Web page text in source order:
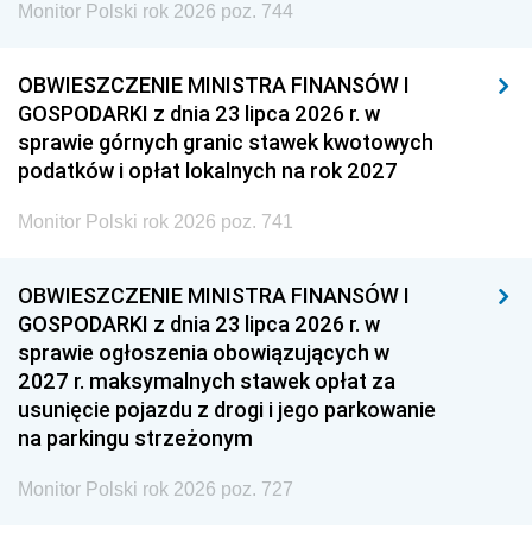
Monitor Polski rok 2026 poz. 744
OBWIESZCZENIE MINISTRA FINANSÓW I
GOSPODARKI z dnia 23 lipca 2026 r. w
sprawie górnych granic stawek kwotowych
podatków i opłat lokalnych na rok 2027
Monitor Polski rok 2026 poz. 741
OBWIESZCZENIE MINISTRA FINANSÓW I
GOSPODARKI z dnia 23 lipca 2026 r. w
sprawie ogłoszenia obowiązujących w
2027 r. maksymalnych stawek opłat za
usunięcie pojazdu z drogi i jego parkowanie
na parkingu strzeżonym
Monitor Polski rok 2026 poz. 727